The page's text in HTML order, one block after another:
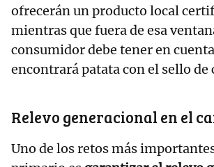
ofrecerán un producto local
mientras que fuera de esa
consumidor debe tener en
encontrará patata con el sello de
Relevo generacional en el
Uno de los retos más